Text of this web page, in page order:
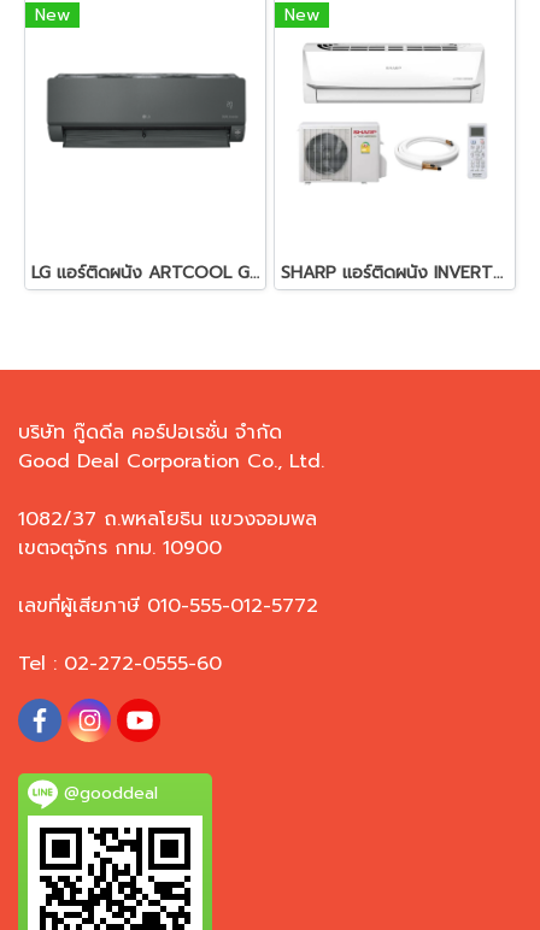
New
LG แอร์ติดผนัง ARTCOOL GREEN 12000 BTU Inverter รุ่น IAQ13G1N.JA1
New
SHARP แอร์ติดผนัง INVERTER (R32) ขนาด 12000 BTU. รุ่น AH-X13ZB
บริษัท กู๊ดดีล คอร์ปอเรชั่น จำกัด
Good Deal Corporation Co., Ltd.
1082/37 ถ.พหลโยธิน แขวงจอมพล
เขตจตุจักร กทม. 10900
เลขที่ผู้เสียภาษี 010-555-012-5772
Tel : 02-272-0555-60
@gooddeal